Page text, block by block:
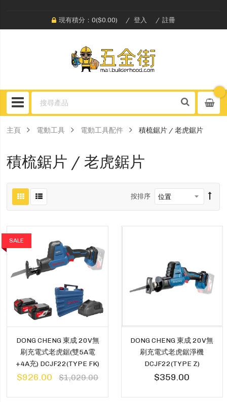
現有積分：0($0.00) 登入 註冊
主頁 電動工具 電動工具配件 積梳鋸片 / 老虎鋸片
積梳鋸片 / 老虎鋸片
按排序
SALE
DONG CHENG 東成 20V無
刷充電式老虎鋸(雙5A電
+4A充) DCJF22(TYPE FK)
$926.00 $1,029.00
DONG CHENG 東成 20V無
刷充電式老虎鋸淨機
DCJF22(TYPE Z)
$359.00